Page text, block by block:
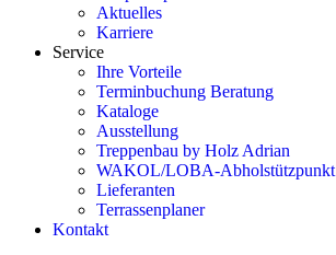
Aktuelles
Karriere
Service
Ihre Vorteile
Terminbuchung Beratung
Kataloge
Ausstellung
Treppenbau by Holz Adrian
WAKOL/LOBA-Abholstützpunkt
Lieferanten
Terrassenplaner
Kontakt